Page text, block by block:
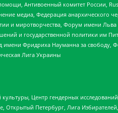
Антивоенный комитет России,
медиа, Федерация анархического
и миротворчества, Форум имени
и государственной политики им
Фридриха Науманна за свободу,
Лига Украины
Центр гендерных
Петербург, Лига